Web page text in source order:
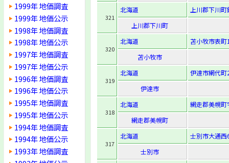
1999年 地価調査
1999年 地価公示
1998年 地価調査
1998年 地価公示
1997年 地価調査
1997年 地価公示
1996年 地価調査
1996年 地価公示
1995年 地価調査
1995年 地価公示
1994年 地価調査
1994年 地価公示
1993年 地価調査
321
北海道
上川郡下川
上川郡下川町
320
北海道
苫小牧市表町
苫小牧市
319
北海道
伊達市網代
伊達市
318
北海道
網走郡美幌
網走郡美幌町
317
北海道
士別市大通
士別市